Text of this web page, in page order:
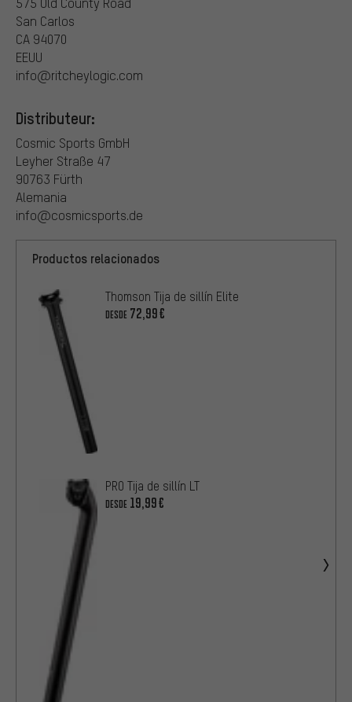
San Carlos
CA 94070
EEUU
info@ritcheylogic.com
Distributeur:
Cosmic Sports GmbH
Leyher Straße 47
90763 Fürth
Alemania
info@cosmicsports.de
Productos relacionados
Thomson Tija de sillín Elite
DESDE 72,99€
PRO Tija de sillín LT
DESDE 19,99€